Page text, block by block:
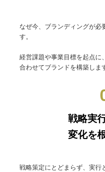
なぜ今、ブランディングが必
す。
経営課題や事業目標を起点に
合わせてブランドを構築しま
戦略実
変化を
戦略策定にとどまらず、実行